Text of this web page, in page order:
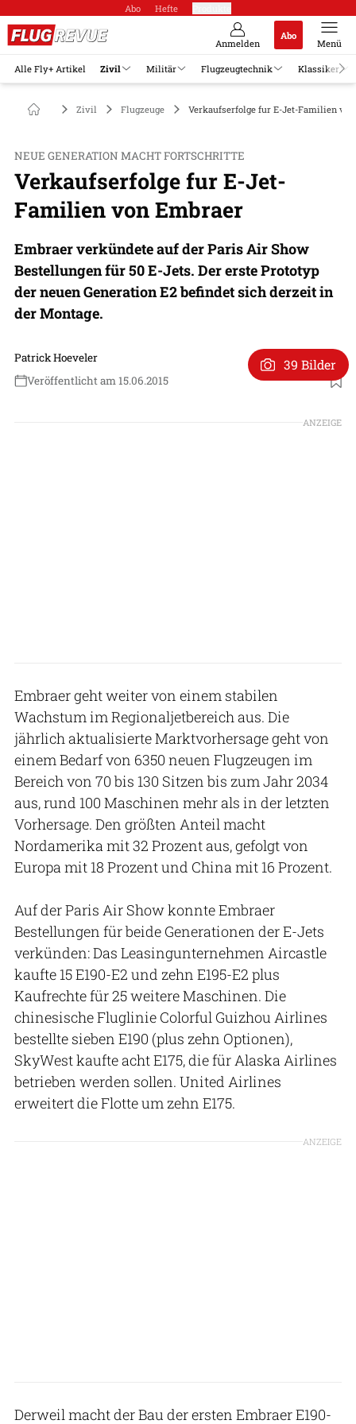
Abo Hefte
Anmelden
Abo
Menü
Alle Fly+ Artikel Zivil Militär Flugzeugtechnik Klassiker
Zivil Flugzeuge Verkaufserfolge fur E-Jet-Familien
NEUE GENERATION MACHT FORTSCHRITTE
Verkaufserfolge fur E-Jet-
Familien von Embraer
Embraer verkündete auf der Paris Air Show
Bestellungen für 50 E-Jets. Der erste Prototyp
der neuen Generation E2 befindet sich derzeit in
der Montage.
Patrick Hoeveler
Veröffentlicht am 15.06.2015
39 Bilder
ANZEIGE
Embraer geht weiter von einem stabilen
Wachstum im Regionaljetbereich aus. Die
jährlich aktualisierte Marktvorhersage geht von
einem Bedarf von 6350 neuen Flugzeugen im
Bereich von 70 bis 130 Sitzen bis zum Jahr 2034
aus, rund 100 Maschinen mehr als in der letzten
Vorhersage. Den größten Anteil macht
Nordamerika mit 32 Prozent aus, gefolgt von
Europa mit 18 Prozent und China mit 16 Prozent.
Auf der Paris Air Show konnte Embraer
Bestellungen für beide Generationen der E-Jets
verkünden: Das Leasingunternehmen Aircastle
kaufte 15 E190-E2 und zehn E195-E2 plus
Kaufrechte für 25 weitere Maschinen. Die
chinesische Fluglinie Colorful Guizhou Airlines
bestellte sieben E190 (plus zehn Optionen),
SkyWest kaufte acht E175, die für Alaska Airlines
betrieben werden sollen. United Airlines
erweitert die Flotte um zehn E175.
ANZEIGE
Derweil macht der Bau der ersten Embraer E190-